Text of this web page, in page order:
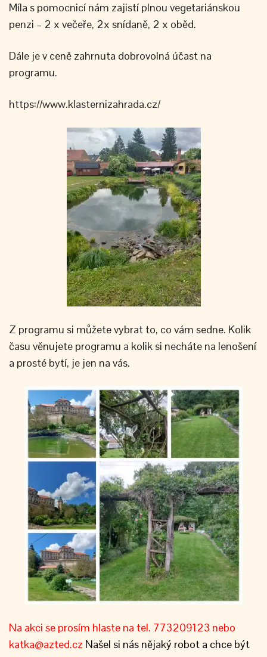
Míla s pomocnicí nám zajistí plnou vegetariánskou
penzi – 2 x večeře, 2x snídaně, 2 x oběd.
Dále je v ceně zahrnuta dobrovolná účast na
programu.
https://www.klasternizahrada.cz/
Z programu si můžete vybrat to, co vám sedne. Kolik
času věnujete programu a kolik si necháte na lenošení
a prosté bytí, je jen na vás.
Na akci se prosím hlaste na tel. 773209123 nebo
katka@azted.cz Našel si nás nějaký robot a chce být